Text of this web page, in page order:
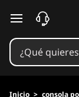
Ir al contenido
Inicio > consola